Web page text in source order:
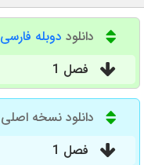
دانلود دوبله فارسی
فصل 1
دانلود نسخه اصلی
فصل 1